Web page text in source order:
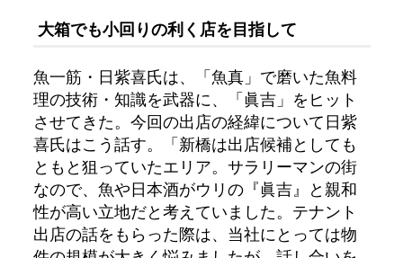
大箱でも小回りの利く店を目指して
魚一筋・日紫喜氏は、「魚真」で磨いた魚料
理の技術・知識を武器に、「眞吉」をヒット
させてきた。今回の出店の経緯について日紫
喜氏はこう話す。「新橋は出店候補としても
ともと狙っていたエリア。サラリーマンの街
なので、魚や日本酒がウリの『眞吉』と親和
性が高い立地だと考えていました。テナント
出店の話をもらった際は、当社にとっては物